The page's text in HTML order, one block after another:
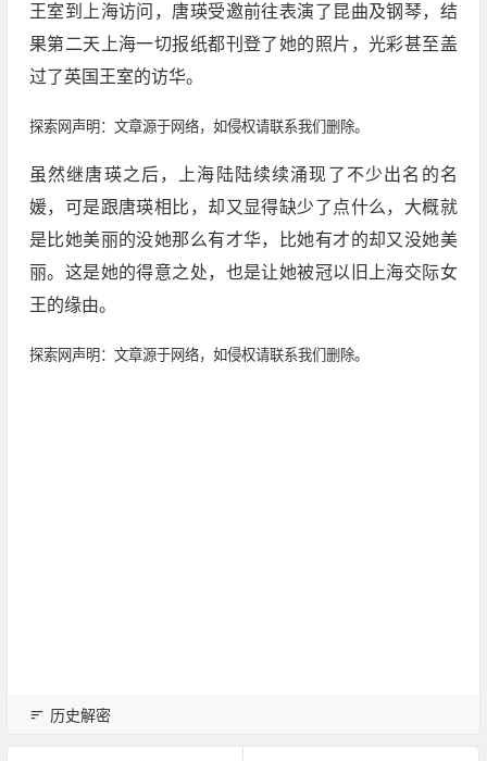
王室到上海访问，唐瑛受邀前往表演了昆曲及钢琴，结
果第二天上海一切报纸都刊登了她的照片，光彩甚至盖
过了英国王室的访华。
探索网声明：文章源于网络，如侵权请联系我们删除。
虽然继唐瑛之后，上海陆陆续续涌现了不少出名的名
媛，可是跟唐瑛相比，却又显得缺少了点什么，大概就
是比她美丽的没她那么有才华，比她有才的却又没她美
丽。这是她的得意之处，也是让她被冠以旧上海交际女
王的缘由。
探索网声明：文章源于网络，如侵权请联系我们删除。
历史解密